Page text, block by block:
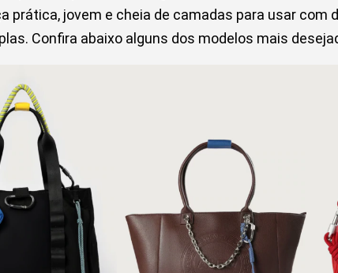
prática, jovem e cheia de camadas para usar com
Confira abaixo alguns dos modelos mais